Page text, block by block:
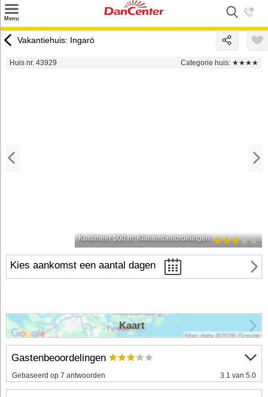
Menu
Inspiratie
Vakantiehuis: Ingarö
Huis nr. 43929 Categorie huis: ★★★★
Kust/meer 500 m Klantenbeoordelingen
Kies aankomst een aantal dagen
Gastenbeoordelingen
Gebaseerd op 7 antwoorden 3.1 van 5.0
Kaart